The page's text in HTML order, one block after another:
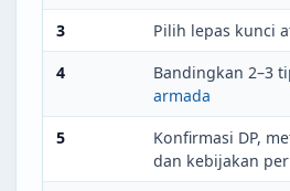
3
Pilih lepas kunci
4
Bandingkan 2–3
armada
5
Konfirmasi DP,
dan kebijakan